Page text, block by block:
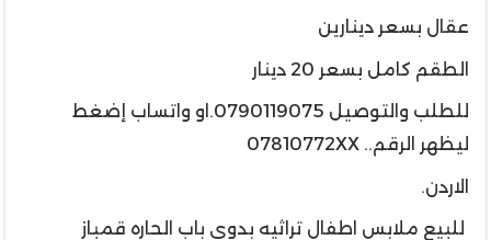
عقال بسعر دينارين
الطقم كامل بسعر 20 دينار
للطلب والتوصيل 0790119075.او واتساب إضغط
ليظهر الرقم.. 07810772XX
الاردن.
للبيع ملابس اطفال تراثيه بدوي باب الحاره قمباز